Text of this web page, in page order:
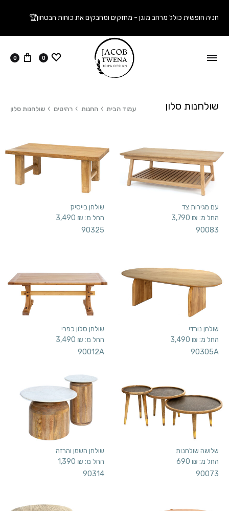
חניה חופשית כולל מרחב מוגן - מחזקים ומחבקים את כוחות הבטחון🏆
ווישליסט
0 עגלה
0
שולחנות סלון עמוד הבית החנות רהיטים שולחנות סלון
עם מגירות צד
החל מ: 3,790 ₪
90083
שולחן בייסיק
החל מ: 3,490 ₪
90325
שולחן נורדי
החל מ: 3,490 ₪
90305A
שולחן סלון כפרי
החל מ: 3,490 ₪
90012A
שלושה שולחנות
החל מ: 690 ₪
90073
שולחן השמן והרזה
החל מ: 1,390 ₪
90314